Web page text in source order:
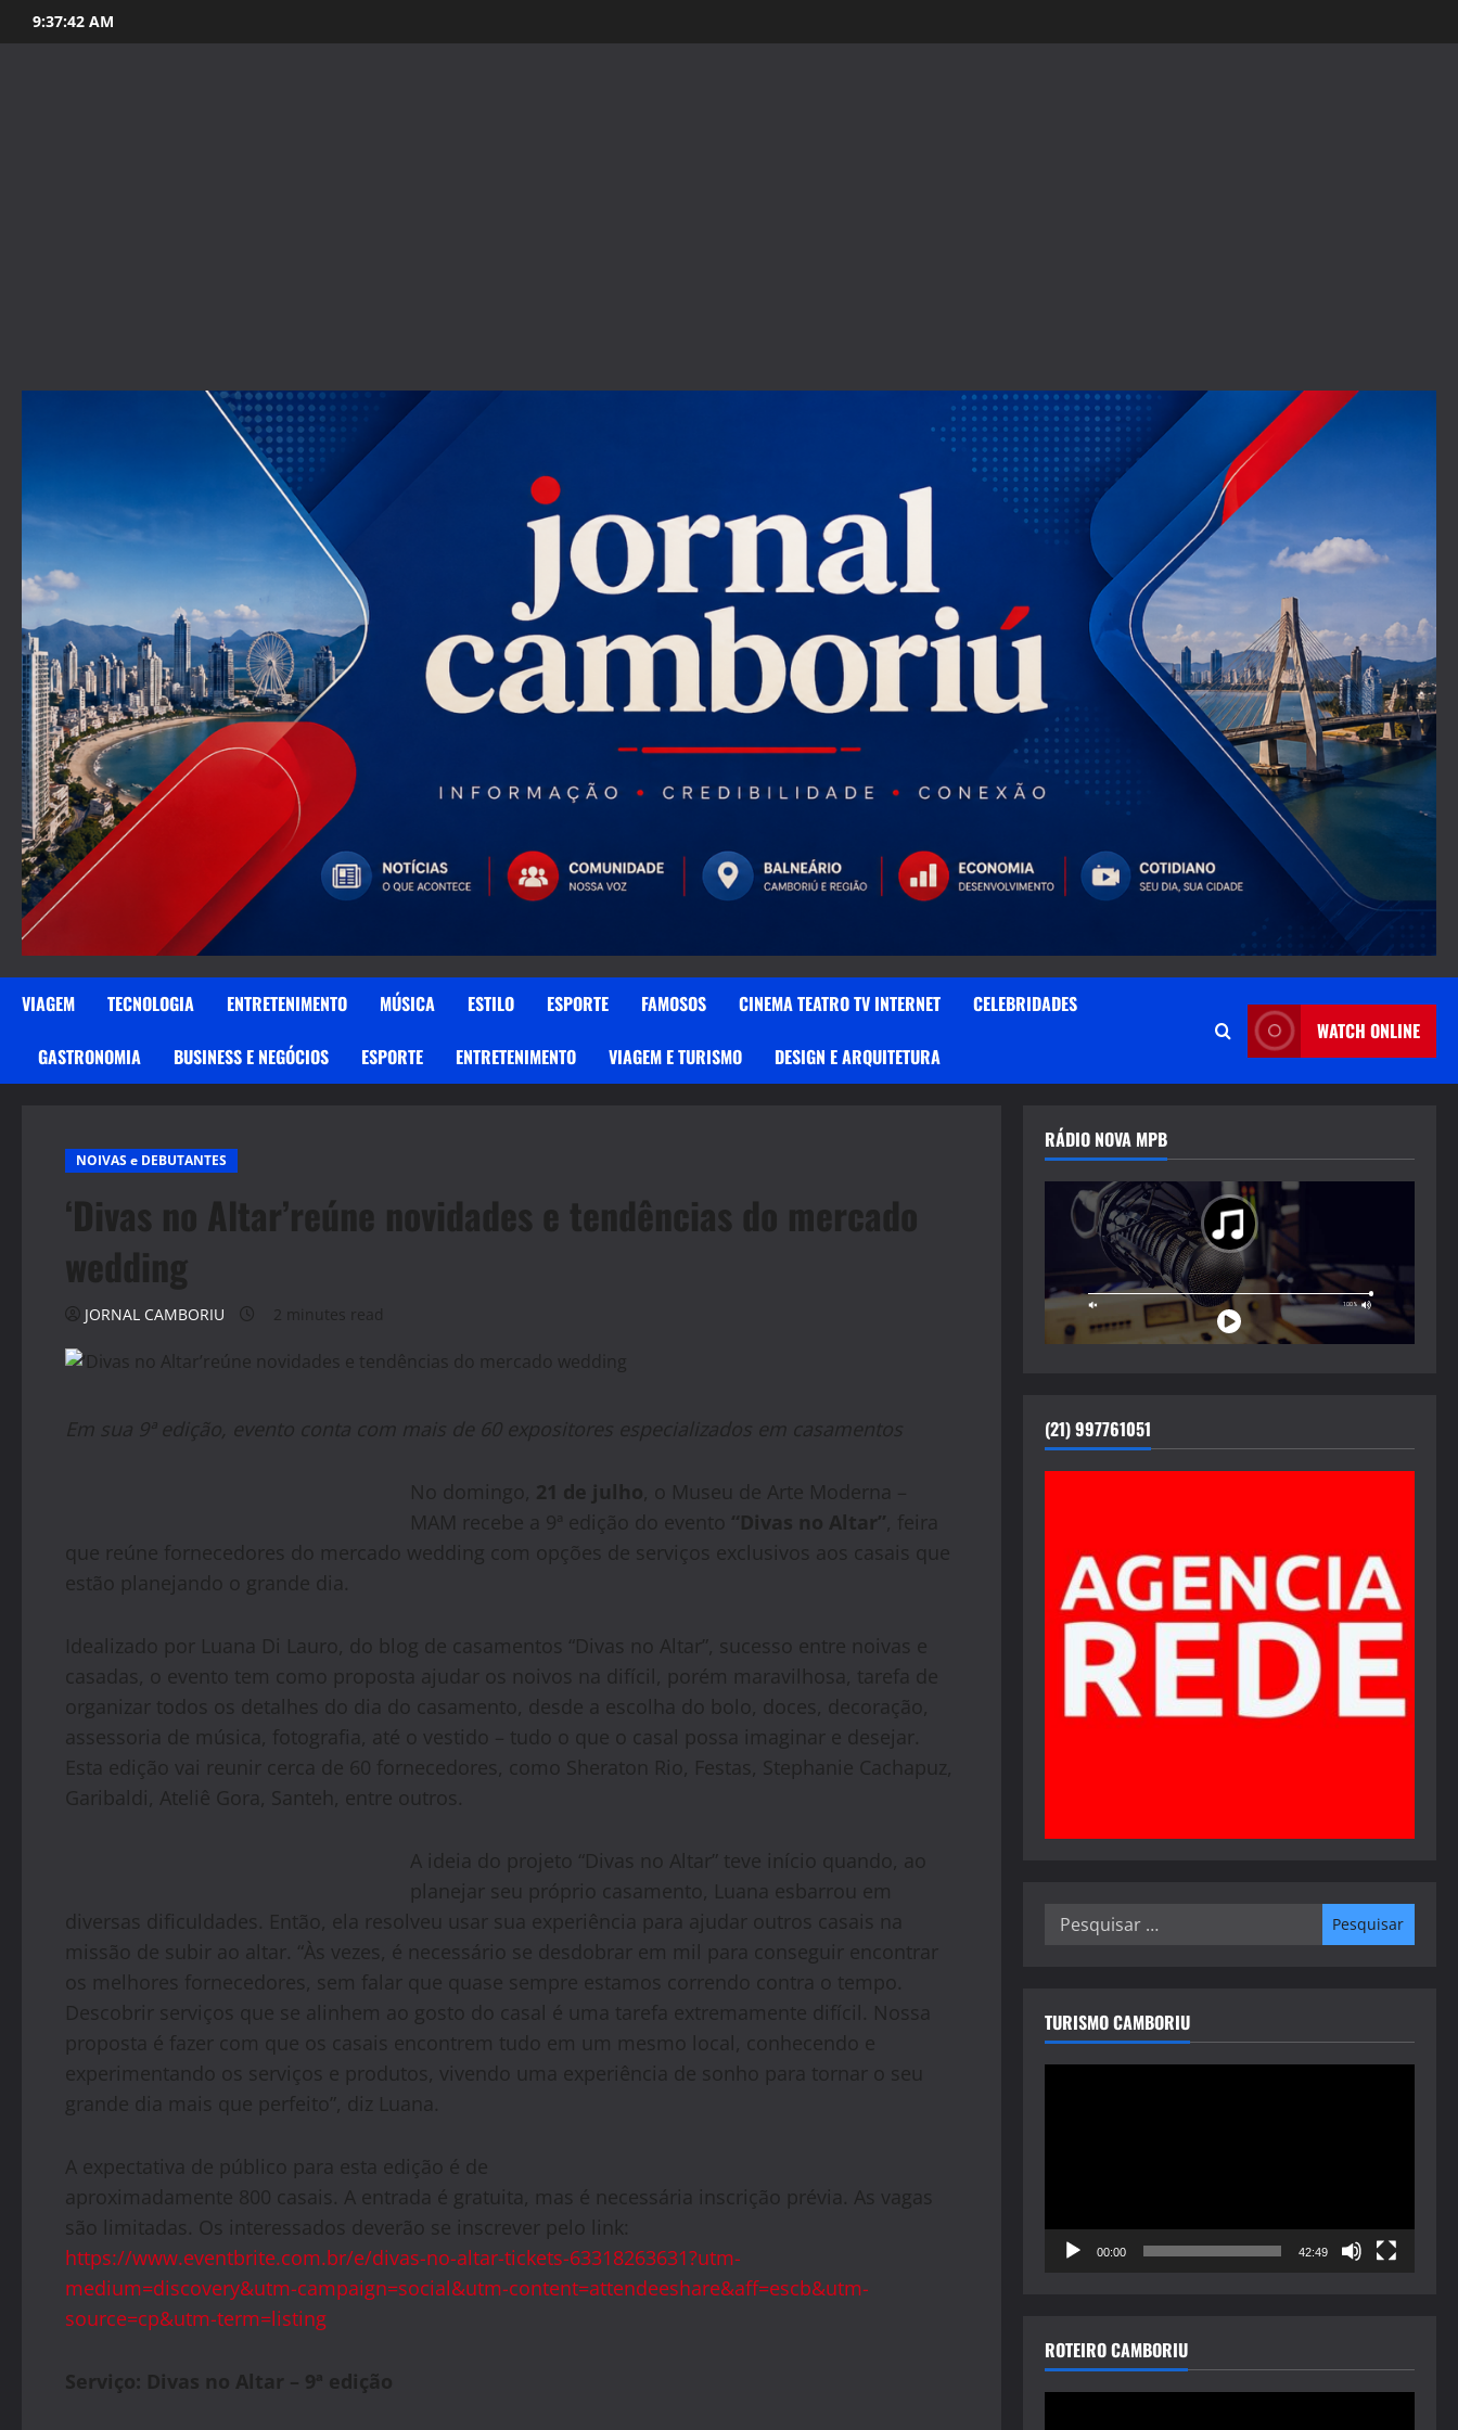
to
9:37:44 AM
VIAGEM TECNOLOGIA ENTRETENIMENTO MÚSICA ESTILO ESPORTE FAMOSOS CINEMA TEATRO TV INTERNET CELEBRIDADES
GASTRONOMIA BUSINESS E NEGÓCIOS ESPORTE ENTRETENIMENTO VIAGEM E TURISMO DESIGN E ARQUITETURA
WATCH ONLINE
NOIVAS e DEBUTANTES
‘Divas no Altar’reúne novidades e tendências do mercado
wedding
JORNAL CAMBORIU 2 minutes read
Em sua 9ª edição, evento conta com mais de 60 expositores especializados em casamentos
No domingo, 21 de julho, o Museu de Arte Moderna –
MAM recebe a 9ª edição do evento “Divas no Altar”, feira
que reúne fornecedores do mercado wedding com opções de serviços exclusivos aos casais que
estão planejando o grande dia.
Idealizado por Luana Di Lauro, do blog de casamentos “Divas no Altar”, sucesso entre noivas e
casadas, o evento tem como proposta ajudar os noivos na difícil, porém maravilhosa, tarefa de
organizar todos os detalhes do dia do casamento, desde a escolha do bolo, doces, decoração,
assessoria de música, fotografia, até o vestido – tudo o que o casal possa imaginar e desejar.
Esta edição vai reunir cerca de 60 fornecedores, como Sheraton Rio, Festas, Stephanie Cachapuz,
Garibaldi, Ateliê Gora, Santeh, entre outros.
A ideia do projeto “Divas no Altar” teve início quando, ao
planejar seu próprio casamento, Luana esbarrou em
diversas dificuldades. Então, ela resolveu usar sua experiência para ajudar outros casais na
missão de subir ao altar. “Às vezes, é necessário se desdobrar em mil para conseguir encontrar
os melhores fornecedores, sem falar que quase sempre estamos correndo contra o tempo.
Descobrir serviços que se alinhem ao gosto do casal é uma tarefa extremamente difícil. Nossa
proposta é fazer com que os casais encontrem tudo em um mesmo local, conhecendo e
experimentando os serviços e produtos, vivendo uma experiência de sonho para tornar o seu
grande dia mais que perfeito”, diz Luana.
A expectativa de público para esta edição é de
aproximadamente 800 casais. A entrada é gratuita, mas é necessária inscrição prévia. As vagas
são limitadas. Os interessados deverão se inscrever pelo link:
https://www.eventbrite.com.br/e/divas-no-altar-tickets-63318263631?utm-
medium=discovery&utm-campaign=social&utm-content=attendeeshare&aff=escb&utm-
source=cp&utm-term=listing
Serviço: Divas no Altar – 9ª edição
RÁDIO NOVA MPB
(21) 997761051
Pesquisar
TURISMO CAMBORIU
00:00 42:49
ROTEIRO CAMBORIU